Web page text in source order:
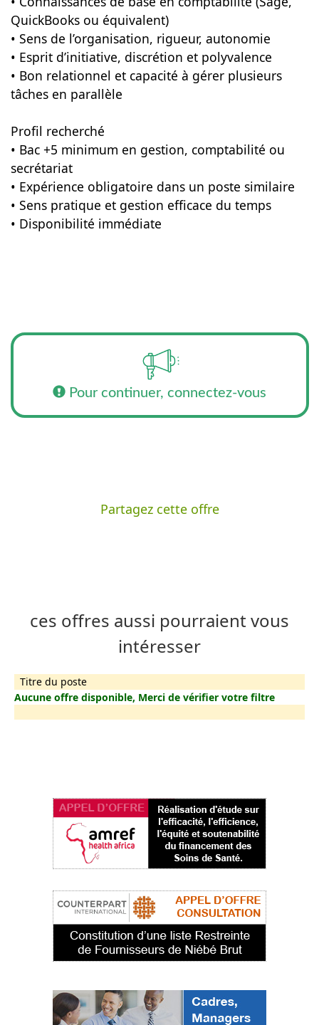
QuickBooks ou équivalent)
• Sens de l’organisation, rigueur, autonomie
• Esprit d’initiative, discrétion et polyvalence
• Bon relationnel et capacité à gérer plusieurs
tâches en parallèle
Profil recherché
• Bac +5 minimum en gestion, comptabilité ou
secrétariat
• Expérience obligatoire dans un poste similaire
• Sens pratique et gestion efficace du temps
• Disponibilité immédiate
Pour continuer, connectez-vous
Partagez cette offre
ces offres aussi pourraient vous
intéresser
Titre du poste
Aucune offre disponible, Merci de vérifier votre filtre